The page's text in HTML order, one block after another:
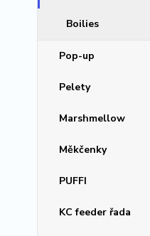
Boilies
Pop-up
Pelety
Marshmellow
Měkčenky
PUFFI
KC feeder řada